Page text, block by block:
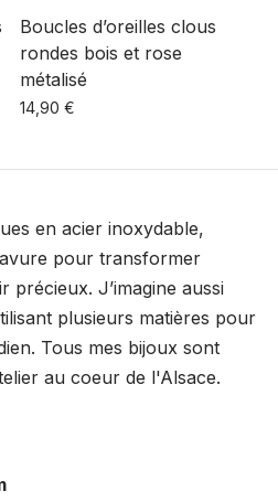
Boucles d’oreilles clous
rondes bois et rose
métalisé
14,90 €
en acier inoxydable,
pour transformer
précieux. J’imagine aussi
plusieurs matières pour
Tous mes bijoux sont
au coeur de l'Alsace.